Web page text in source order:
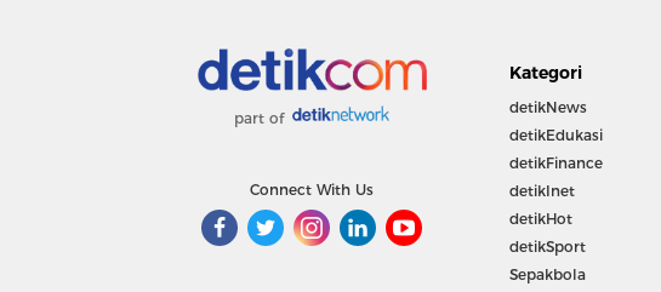
part of
Connect With Us
Kategori
detikNews
detikEdukasi
detikFinance
detikInet
detikHot
detikSport
Sepakbola